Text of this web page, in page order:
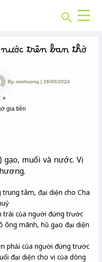
Search
nước trên ban thờ
Byomihuong|28/05/2024
gia tiên
muối và nước. Vị
tâm, đại diện cho Cha
trái của người đứng trước
ông mãnh, hũ gạo đại diện
phải của người đứng trước
đại diện cho vị của dòng